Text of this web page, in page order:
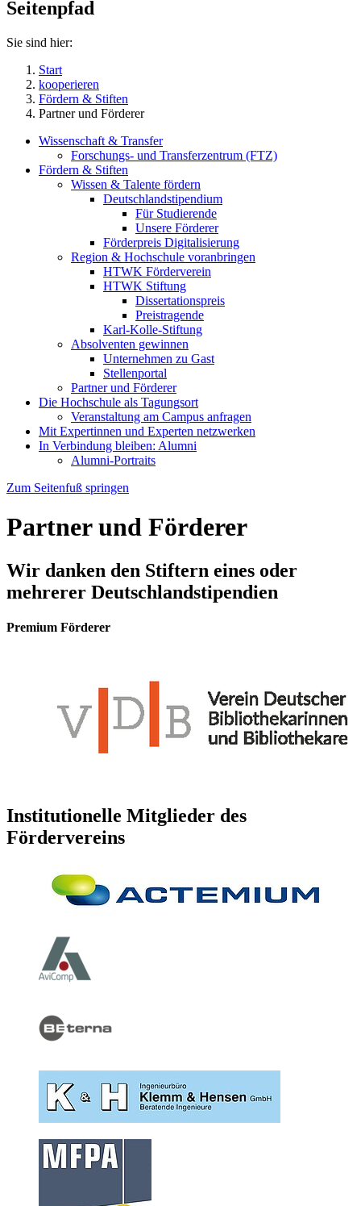
Seitenpfad
Sie sind hier:
Start
kooperieren
Fördern & Stiften
Partner und Förderer
Wissenschaft & Transfer
Forschungs- und Transferzentrum (FTZ)
Fördern & Stiften
Wissen & Talente fördern
Deutschlandstipendium
Für Studierende
Unsere Förderer
Förderpreis Digitalisierung
Region & Hochschule voranbringen
HTWK Förderverein
HTWK Stiftung
Dissertationspreis
Preistragende
Karl-Kolle-Stiftung
Absolventen gewinnen
Unternehmen zu Gast
Stellenportal
Partner und Förderer
Die Hochschule als Tagungsort
Veranstaltung am Campus anfragen
Mit Expertinnen und Experten netzwerken
In Verbindung bleiben: Alumni
Alumni-Portraits
Zum Seitenfuß springen
Partner und Förderer
Wir danken den Stiftern eines oder
mehrerer Deutschlandstipendien
Premium Förderer
Institutionelle Mitglieder des
Fördervereins